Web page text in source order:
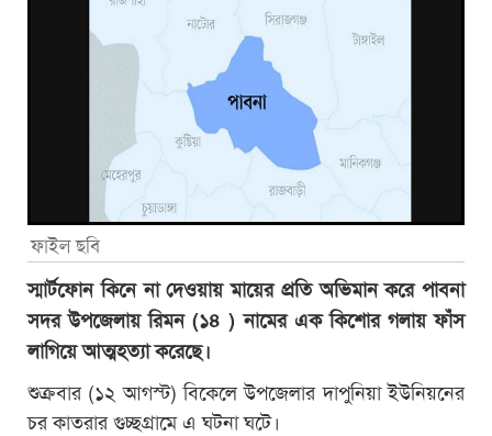
ফাইল ছবি
স্মার্টফোন কিনে না দেওয়ায় মায়ের প্রতি অভিমান করে পাবনা
সদর উপজেলায় রিমন (১৪ ) নামের এক কিশোর গলায় ফাঁস
লাগিয়ে আত্মহত্যা করেছে।
শুক্রবার (১২ আগস্ট) বিকেলে উপজেলার দাপুনিয়া ইউনিয়নের
চর কাতরার গুচ্ছগ্রামে এ ঘটনা ঘটে।